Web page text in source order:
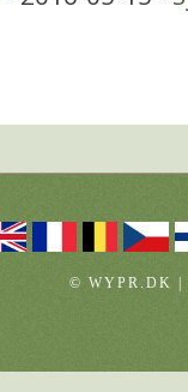
© WYPR.DK